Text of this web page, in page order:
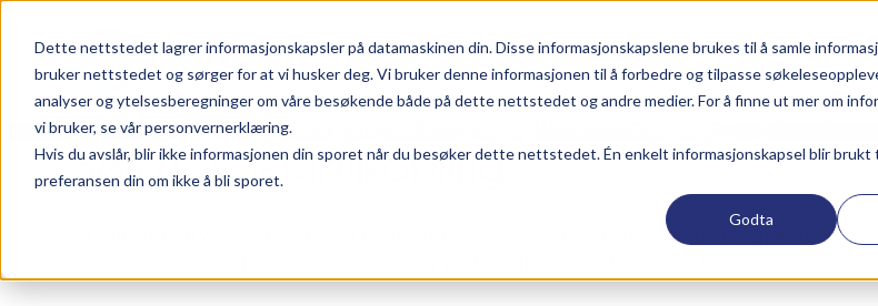
Dette nettstedet lagrer informasjonskapsler på datamaskinen din. Disse informasjonskapslene brukes til å samle
bruker nettstedet og sørger for at vi husker deg. Vi bruker denne informasjonen til å forbedre og tilpasse
analyser og ytelsesberegninger om våre besøkende både på dette nettstedet og andre medier. For å finne ut mer om
vi bruker, se vår personvernerklæring.
Hvis du avslår, blir ikke informasjonen din sporet når du besøker dette nettstedet. Én enkelt informasjonskapsel blir brukt
preferansen din om ikke å bli sporet.
Godta
Eventnettverk
Sømløsebetalingerogstabil
Sørg for stabil tilkobling
arrangement –og avgjørendefor